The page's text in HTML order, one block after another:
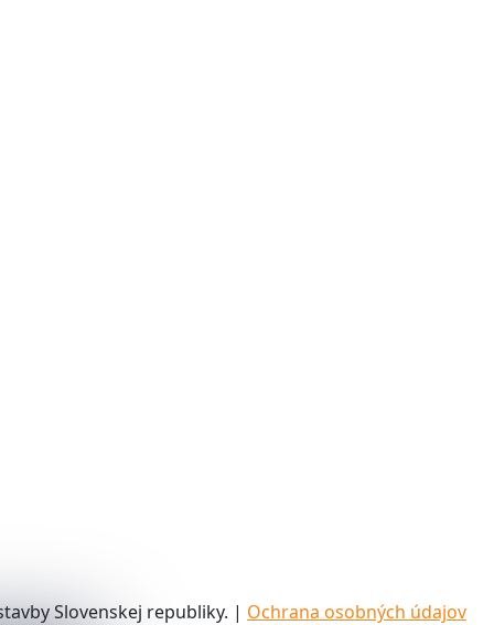
Slovenskej republiky. | Ochrana osobných údajov